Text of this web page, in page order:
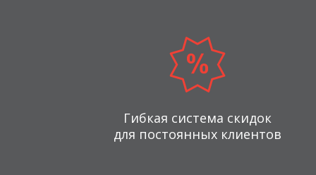
Гибкая система скидок
для постоянных клиентов